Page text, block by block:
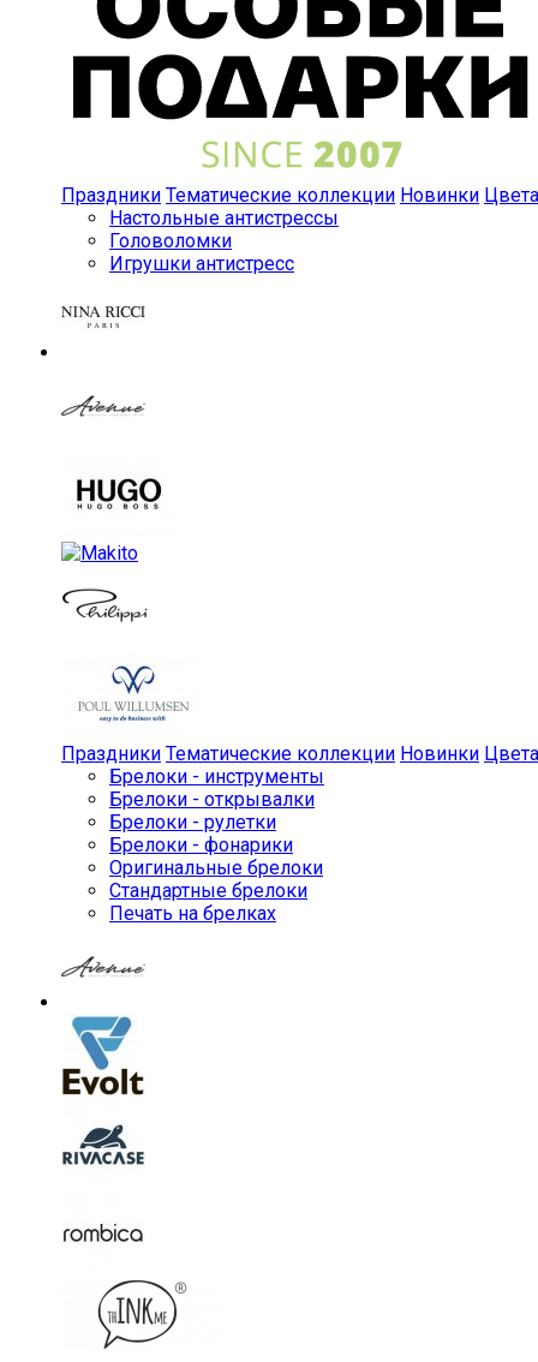
Праздники Тематические коллекции Новинки Цвета
Настольные антистрессы
Головоломки
Игрушки антистресс
Праздники Тематические коллекции Новинки Цвета
Брелоки - инструменты
Брелоки - открывалки
Брелоки - рулетки
Брелоки - фонарики
Оригинальные брелоки
Стандартные брелоки
Печать на брелках